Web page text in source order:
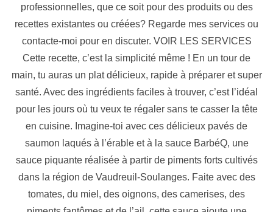
professionnelles, que ce soit pour des produits ou des
recettes existantes ou créées? Regarde mes services ou
contacte-moi pour en discuter. VOIR LES SERVICES
Cette recette, c’est la simplicité même ! En un tour de
main, tu auras un plat délicieux, rapide à préparer et super
santé. Avec des ingrédients faciles à trouver, c’est l’idéal
pour les jours où tu veux te régaler sans te casser la tête
en cuisine. Imagine-toi avec ces délicieux pavés de
saumon laqués à l’érable et à la sauce BarbéQ, une
sauce piquante réalisée à partir de piments forts cultivés
dans la région de Vaudreuil-Soulanges. Faite avec des
tomates, du miel, des oignons, des camerises, des